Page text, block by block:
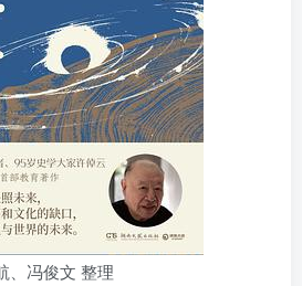
、冯俊文 整理
找回密码|免密登录
登录
社交账号登录